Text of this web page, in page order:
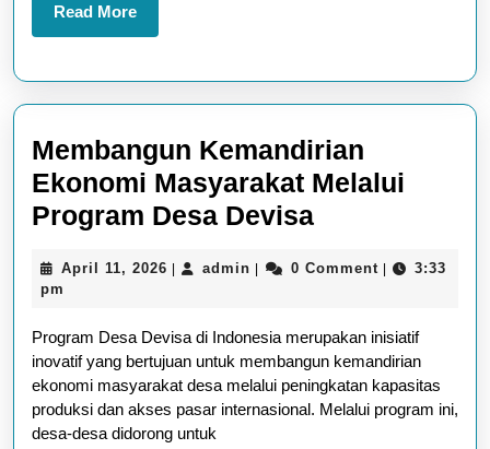
Read MoreRead
More
Membangun Kemandirian
Ekonomi Masyarakat Melalui
Program Desa DevisaMembangun
Ekonomi
Melalui
Program
Desa
April 11, 2026 Apriladmin admin0 Comment
3:33
pm
Program Desa Devisa di Indonesia merupakan inisiatif
inovatif yang bertujuan untuk membangun kemandirian
ekonomi masyarakat desa melalui peningkatan kapasitas
produksi dan akses pasar internasional. Melalui program ini,
desa-desa didorong untuk